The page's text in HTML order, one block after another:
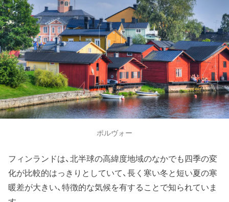
ポルヴォー
フィンランドは、北半球の高緯度地域のなかでも四季の変
化が比較的はっきりとしていて、長く寒い冬と短い夏の寒
暖差が大きい、特徴的な気候を有することで知られていま